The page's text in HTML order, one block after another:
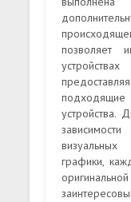
позволяет
устройства.
графики,